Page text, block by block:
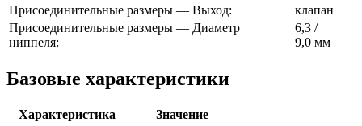
Присоединительные размеры — Выход:
клапан
Присоединительные размеры — Диаметр
ниппеля:
6,3 /
9,0 мм
Базовые характеристики
Характеристика
Значение